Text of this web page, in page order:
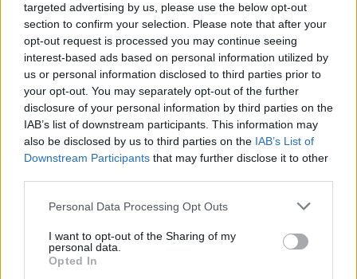
targeted advertising by us, please use the below opt-out
section to confirm your selection. Please note that after your
opt-out request is processed you may continue seeing
interest-based ads based on personal information utilized by
us or personal information disclosed to third parties prior to
your opt-out. You may separately opt-out of the further
disclosure of your personal information by third parties on the
IAB’s list of downstream participants. This information may
also be disclosed by us to third parties on the IAB’s List of
Downstream Participants that may further disclose it to other
Please note that this website/app uses one or more Google
not limited to your visit or usage behaviour. You may click to
grant or deny consent to Google and its third-party tags to
use your data for below specified purposes in below Google
Personal Data Processing Opt Outs
I want to opt-out of the Sharing of my
personal data.
Opted In
Az igazság az, hogy mire Európa feleszmélt –
ha feleszmélt egyáltalán –, hogy rajta kívül
mindenki profin űzi a geopolitikát, addigra az
Egyesült Államok már letárgyalt egy
Ábrahám-egyezményt, Kína egy szaúdi-iráni
kiegyezést, Oroszország pedig a tőle
megszokott kifinomultsággal és
módszerekkel, egy katonai intervenció
„teremtett békét” a polgárháború sújtotta
Szíriában (értsd: a saját érdekei mentén
megvédte a szír rezsimet a bukástól). Európa